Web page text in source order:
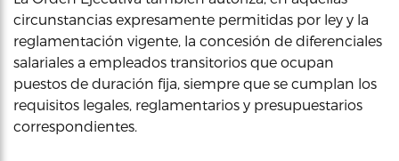
circunstancias expresamente permitidas por ley y la
reglamentación vigente, la concesión de diferenciales
salariales a empleados transitorios que ocupan
puestos de duración fija, siempre que se cumplan los
requisitos legales, reglamentarios y presupuestarios
correspondientes.